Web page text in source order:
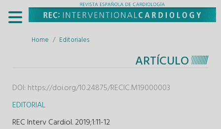
Home Editoriales
ARTÍCULO
DOI: https://doi.org/10.24875/RECIC.M19000003
EDITORIAL
REC Interv Cardiol. 2019;1:11-12